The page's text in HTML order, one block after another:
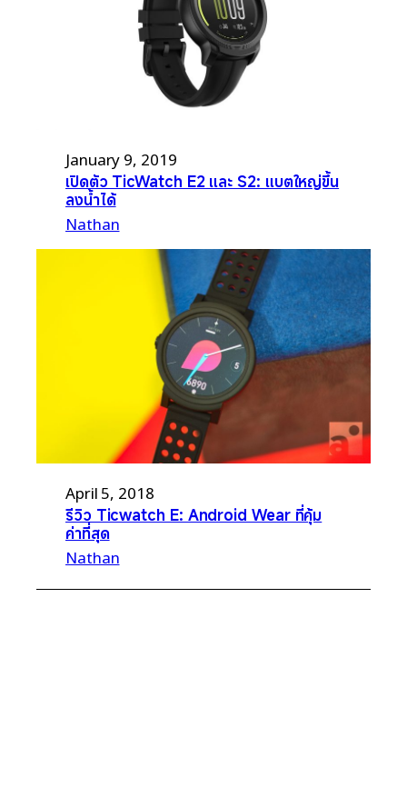
January 9, 2019
เปิดตัว TicWatch E2 และ S2: แบตใหญ่ขึ้น
ลงน้ำได้
Nathan
April 5, 2018
รีวิว Ticwatch E: Android Wear ที่คุ้ม
ค่าที่สุด
Nathan